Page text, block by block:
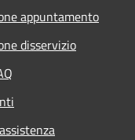
appuntamento
disservizio